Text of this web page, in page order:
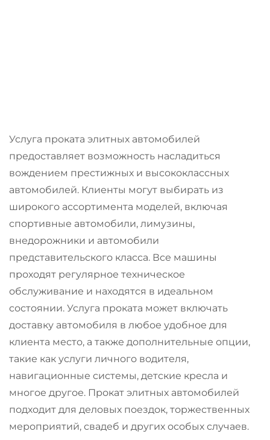
Услуга проката элитных автомобилей
предоставляет возможность насладиться
вождением престижных и высококлассных
автомобилей. Клиенты могут выбирать из
широкого ассортимента моделей, включая
спортивные автомобили, лимузины,
внедорожники и автомобили
представительского класса. Все машины
проходят регулярное техническое
обслуживание и находятся в идеальном
состоянии. Услуга проката может включать
доставку автомобиля в любое удобное для
клиента место, а также дополнительные опции,
такие как услуги личного водителя,
навигационные системы, детские кресла и
многое другое. Прокат элитных автомобилей
подходит для деловых поездок, торжественных
мероприятий, свадеб и других особых случаев.